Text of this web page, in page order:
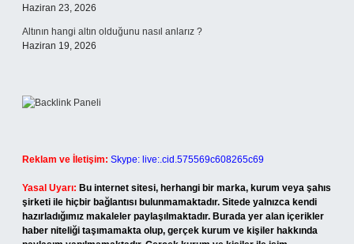
Haziran 23, 2026
Altının hangi altın olduğunu nasıl anlarız ?
Haziran 19, 2026
Reklam ve İletişim: Skype: live:.cid.575569c608265c69
Yasal Uyarı: Bu internet sitesi, herhangi bir marka, kurum veya şahıs
şirketi ile hiçbir bağlantısı bulunmamaktadır. Sitede yalnızca kendi
hazırladığımız makaleler paylaşılmaktadır. Burada yer alan içerikler
haber niteliği taşımamakta olup, gerçek kurum ve kişiler hakkında